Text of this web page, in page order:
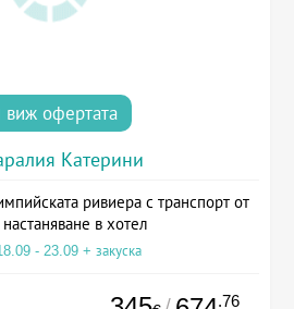
виж офертата
Катерини
ривиера с транспорт от
в хотел
- 23.09 + закуска
.76